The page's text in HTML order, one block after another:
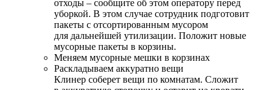
отходы – сообщите об этом оператору перед
уборкой. В этом случае сотрудник подготовит
пакеты с отсортированным мусором
для дальнейшей утилизации. Положит новые
мусорные пакеты в корзины.
Меняем мусорные мешки в корзинах
Раскладываем аккуратно вещи
Клинер соберет вещи по комнатам. Сложит